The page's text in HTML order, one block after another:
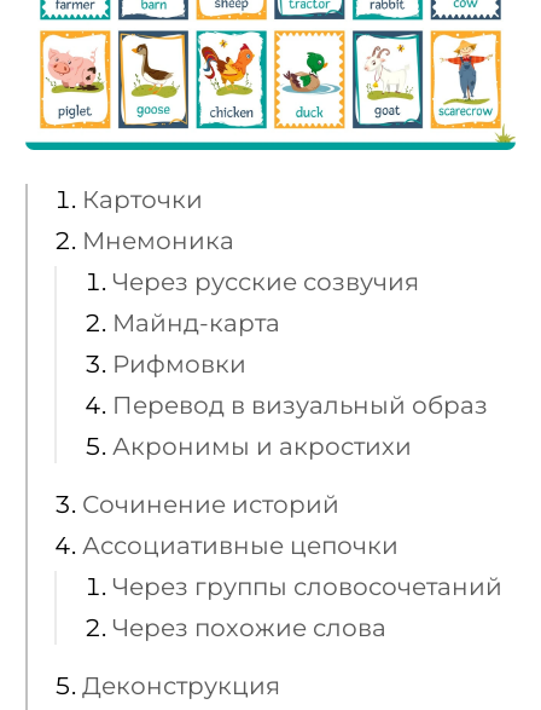
Карточки
Мнемоника
Через русские созвучия
Майнд-карта
Рифмовки
Перевод в визуальный образ
Акронимы и акростихи
Сочинение историй
Ассоциативные цепочки
Через группы словосочетаний
Через похожие слова
Деконструкция